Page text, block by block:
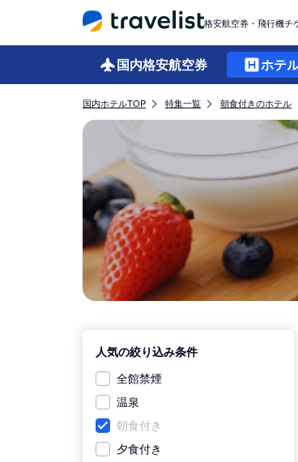
格安航空券・飛行機チ
国内格安航空券 ホテ
国内ホテルTOP 特集一覧 朝食付きのホテル
人気の絞り込み条件
全館禁煙
温泉
朝食付き
夕食付き